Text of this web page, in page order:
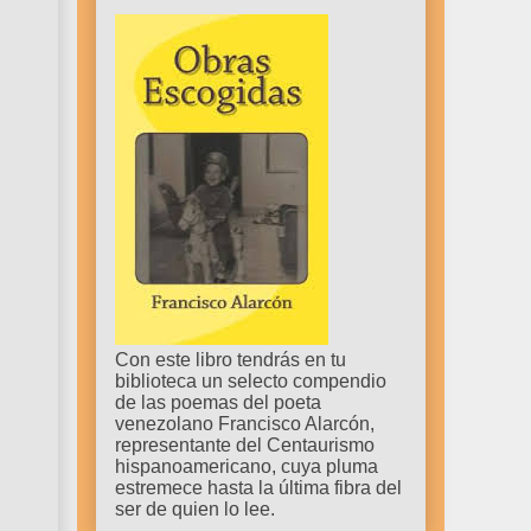
Con este libro tendrás en tu
biblioteca un selecto compendio
de las poemas del poeta
venezolano Francisco Alarcón,
representante del Centaurismo
hispanoamericano, cuya pluma
estremece hasta la última fibra del
ser de quien lo lee.